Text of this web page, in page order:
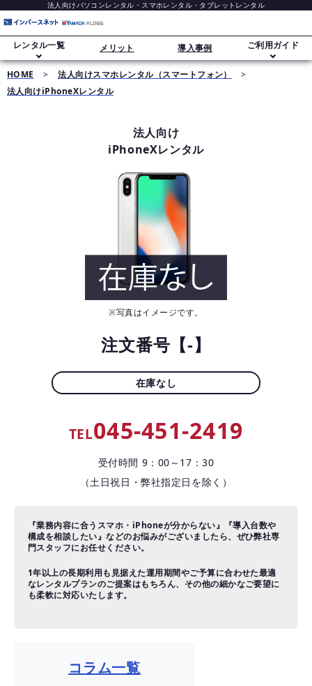
法人向けパソコンレンタル・スマホレンタル・タブレットレンタル
レンタル一覧
スマホレンタル（iPhone）
タブレットレンタル（iPad）
メリット 導入事例 ご利用ガイド
レンタル追加オプション
データ消去・セキュリティについて
長期レンタル・大量導入
Windows 11移行
HOME > 法人向けスマホレンタル（スマートフォン）
>
法人向けiPhoneXレンタル
法人向け
iPhoneXレンタル
※写真はイメージです。
注文番号【-】
在庫なし
TEL045-451-2419
受付時間 9：00～17：30
（土日祝日・弊社指定日を除く）
『業務内容に合うスマホ・iPhoneが分からない』『導入台数や
構成を相談したい』などのお悩みがございましたら、ぜひ弊社専
門スタッフにお任せください。
1年以上の長期利用も見据えた運用期間やご予算に合わせた最適
なレンタルプランのご提案はもちろん、その他の細かなご要望に
も柔軟に対応いたします。
コラム一覧